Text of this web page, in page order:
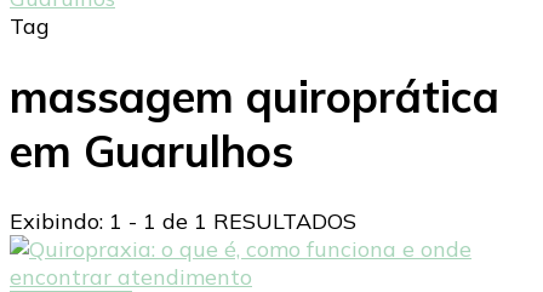
Tag
massagem quiroprática
em Guarulhos
Exibindo: 1 - 1 de 1 RESULTADOS